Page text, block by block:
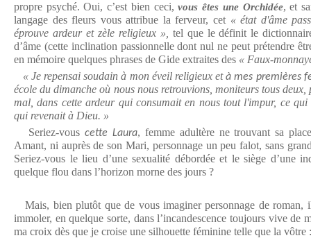
propre psyché. Oui, c’est bien ceci,vous êtes une Orchidée, et
langage des fleurs vous attribue la ferveur, cet « état d'âme
éprouve ardeur et zèle religieux », tel que le définit le
d’âme (cette inclination passionnelle dont nul ne peut prétendre
en mémoire quelques phrases de Gide extraites des « Faux-
« Je repensai soudain à mon éveil religieux età mes premières
école du dimanche où nous nous retrouvions, moniteurs tous deux,
mal, dans cette ardeur qui consumait en nous tout l'impur, ce
qui revenait à Dieu. »
Seriez-vous cette Laura, femme adultère ne trouvant sa
Amant, ni auprès de son Mari, personnage un peu falot, sans
Seriez-vous le lieu d’une sexualité débordée et le siège d’une
quelque flou dans l’horizon morne des jours ?
Mais, bien plutôt que de vous imaginer personnage de roman,
immoler, en quelque sorte, dans l’incandescence toujours vive de
ma croix dès que je croise une silhouette féminine telle que la vôtre :